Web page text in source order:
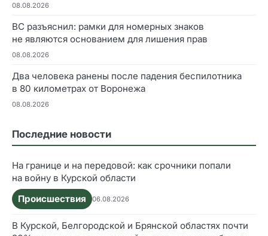
08.08.2026
ВС разъяснил: рамки для номерных знаков
не являются основанием для лишения прав
08.08.2026
Два человека ранены после падения беспилотника
в 80 километрах от Воронежа
08.08.2026
Последние новости
На границе и на передовой: как срочники попали
на войну в Курской области
Происшествия
06.08.2026
В Курской, Белгородской и Брянской областях почти